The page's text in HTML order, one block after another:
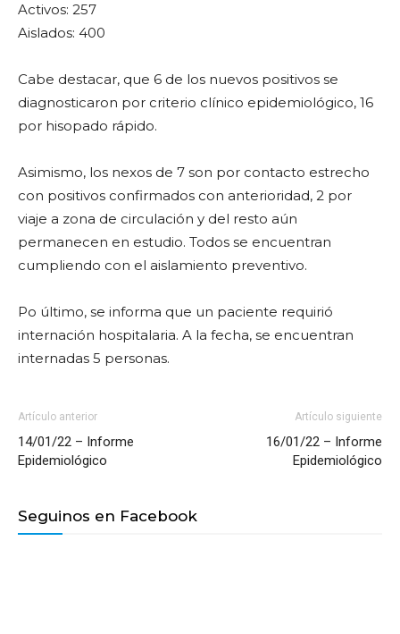
Activos: 257
Aislados: 400
Cabe destacar, que 6 de los nuevos positivos se
diagnosticaron por criterio clínico epidemiológico, 16
por hisopado rápido.
Asimismo, los nexos de 7 son por contacto estrecho
con positivos confirmados con anterioridad, 2 por
viaje a zona de circulación y del resto aún
permanecen en estudio. Todos se encuentran
cumpliendo con el aislamiento preventivo.
Po último, se informa que un paciente requirió
internación hospitalaria. A la fecha, se encuentran
internadas 5 personas.
Artículo anterior
14/01/22 – Informe
Epidemiológico
Artículo siguiente
16/01/22 – Informe
Epidemiológico
Seguinos en Facebook